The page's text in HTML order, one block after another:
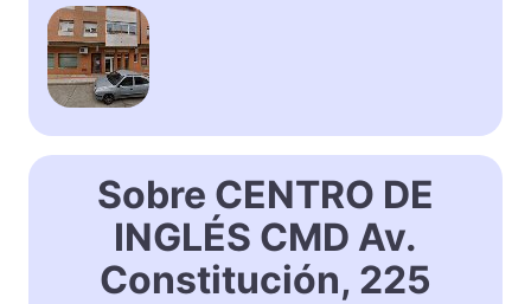
Sobre CENTRO DE
INGLÉS CMD Av.
Constitución, 225